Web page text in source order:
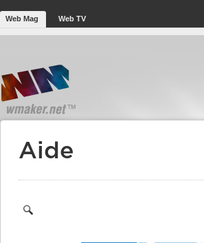
Web Mag Web TV
Aide